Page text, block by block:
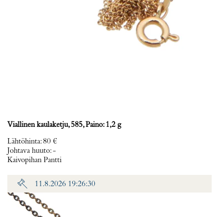
Viallinen kaulaketju, 585, Paino: 1,2 g
Lähtöhinta:80 €
Johtava huuto:-
Kaivopihan Pantti
11.8.2026 19:26:30